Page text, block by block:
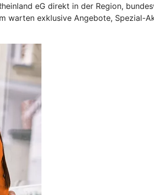
eG direkt in der Region,
warten exklusive Angebote, Spezial-